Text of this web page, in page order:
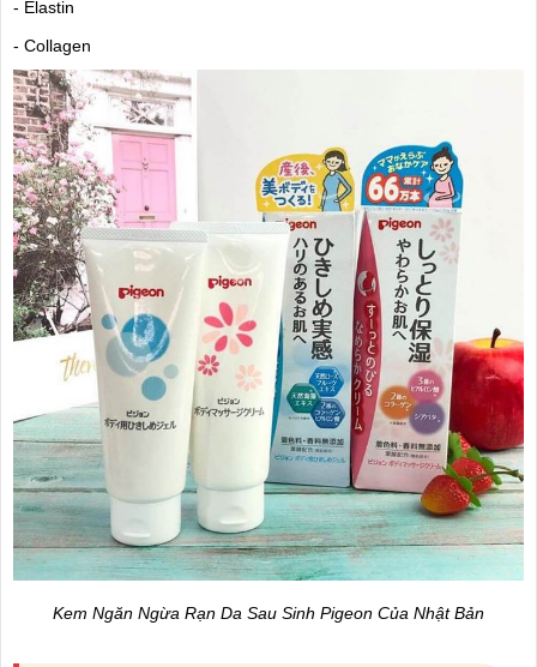
- Elastin
- Collagen
Kem Ngăn Ngừa Rạn Da Sau Sinh Pigeon Của Nhật Bản